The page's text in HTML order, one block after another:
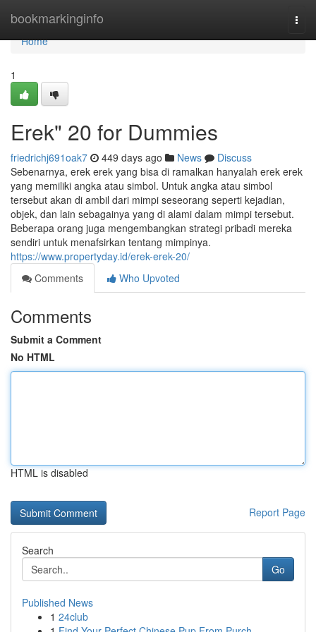
bookmarkinginfo
Home
Home
1
Erek" 20 for Dummies
friedrichj691oak7 449 days ago News
Discuss
Sebenarnya, erek erek yang bisa di ramalkan hanyalah erek erek
yang memiliki angka atau simbol. Untuk angka atau simbol
tersebut akan di ambil dari mimpi seseorang seperti kejadian,
objek, dan lain sebagainya yang di alami dalam mimpi tersebut.
Beberapa orang juga mengembangkan strategi pribadi mereka
sendiri untuk menafsirkan tentang mimpinya.
https://www.propertyday.id/erek-erek-20/
Comments
Who Upvoted
Comments
Submit a Comment
No HTML
HTML is disabled
Report Page
Search
Go
Published News
1 24club